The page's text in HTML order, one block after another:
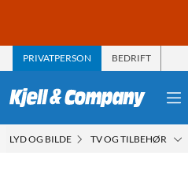
PRIVATPERSON BEDRIFT
LYD OG BILDE TV OG TILBEHØR